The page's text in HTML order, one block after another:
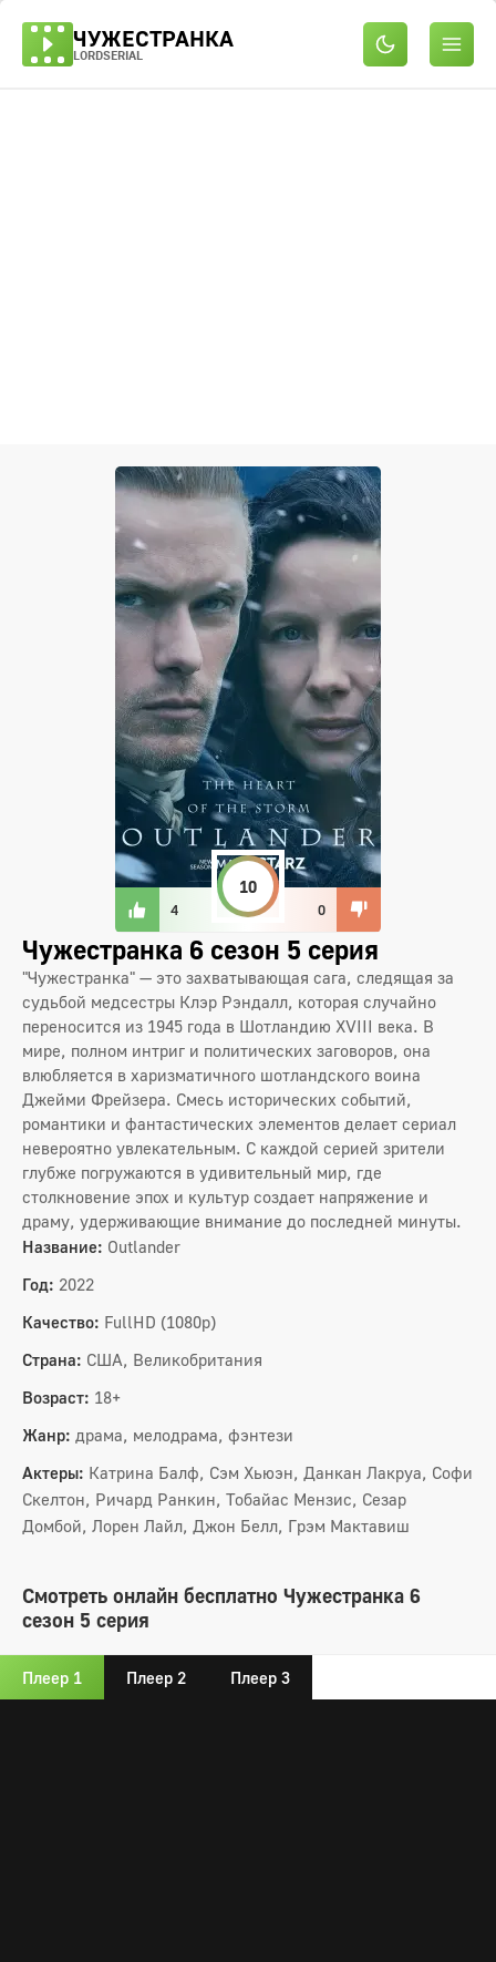
ЧУЖЕСТРАНКА
LORDSERIAL
4
10
0
Чужестранка 6 сезон 5 серия
"Чужестранка" — это захватывающая сага, следящая за
судьбой медсестры Клэр Рэндалл, которая случайно
переносится из 1945 года в Шотландию XVIII века. В
мире, полном интриг и политических заговоров, она
влюбляется в харизматичного шотландского воина
Джейми Фрейзера. Смесь исторических событий,
романтики и фантастических элементов делает сериал
невероятно увлекательным. С каждой серией зрители
глубже погружаются в удивительный мир, где
столкновение эпох и культур создает напряжение и
драму, удерживающие внимание до последней минуты.
Название: Outlander
Год: 2022
Качество: FullHD (1080p)
Страна: США, Великобритания
Возраст: 18+
Жанр: драма, мелодрама, фэнтези
Актеры: Катрина Балф, Сэм Хьюэн, Данкан Лакруа, Софи
Скелтон, Ричард Ранкин, Тобайас Мензис, Сезар
Домбой, Лорен Лайл, Джон Белл, Грэм Мактавиш
Смотреть онлайн бесплатно Чужестранка 6
сезон 5 серия
Плеер 1 Плеер 2 Плеер 3